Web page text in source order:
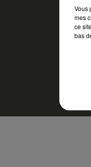
Vous
mes
ce
bas